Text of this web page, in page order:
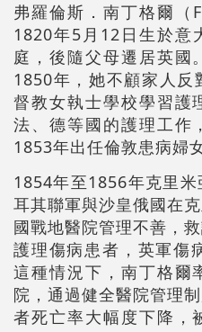
弗羅倫斯．南丁格爾
1820年5月12日生於意
庭，後隨父母遷居英國
1850年，她不顧家人
督教女執士學校學習護
法、德等國的護理工作
1853年出任倫敦患病婦
1854年至1856年克里
耳其聯軍與沙皇俄國在
國戰地醫院管理不善，
護理傷病患者，英軍傷
這種情況下，南丁格爾
院，通過健全醫院管理
者死亡率大幅度下降，